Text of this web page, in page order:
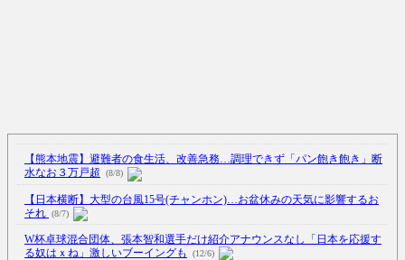
【熊本地震】避難者の食生活、改善急務…調理できず「パン飽き飽き」断
水なお３万戸超
(8/8)
【日本横断】大型の台風15号(チャンホン)…お盆休みの天気に影響するお
それ (8/7)
W杯卓球混合団体、張本智和選手だけ紹介アナウンスなし「日本を応援す
る奴はｘね」激しいブーイングも
(12/6)